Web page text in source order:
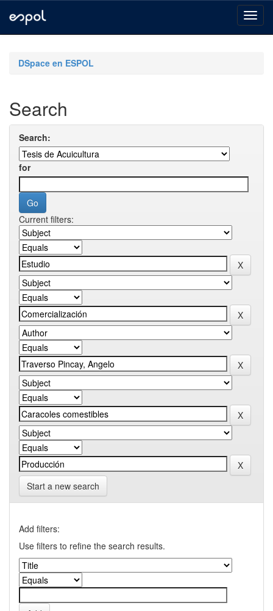
navigationDSpace en ESPOL
Search
Search:
for
Current filters:
Start a new search
Add filters:
Use filters to refine the search results.